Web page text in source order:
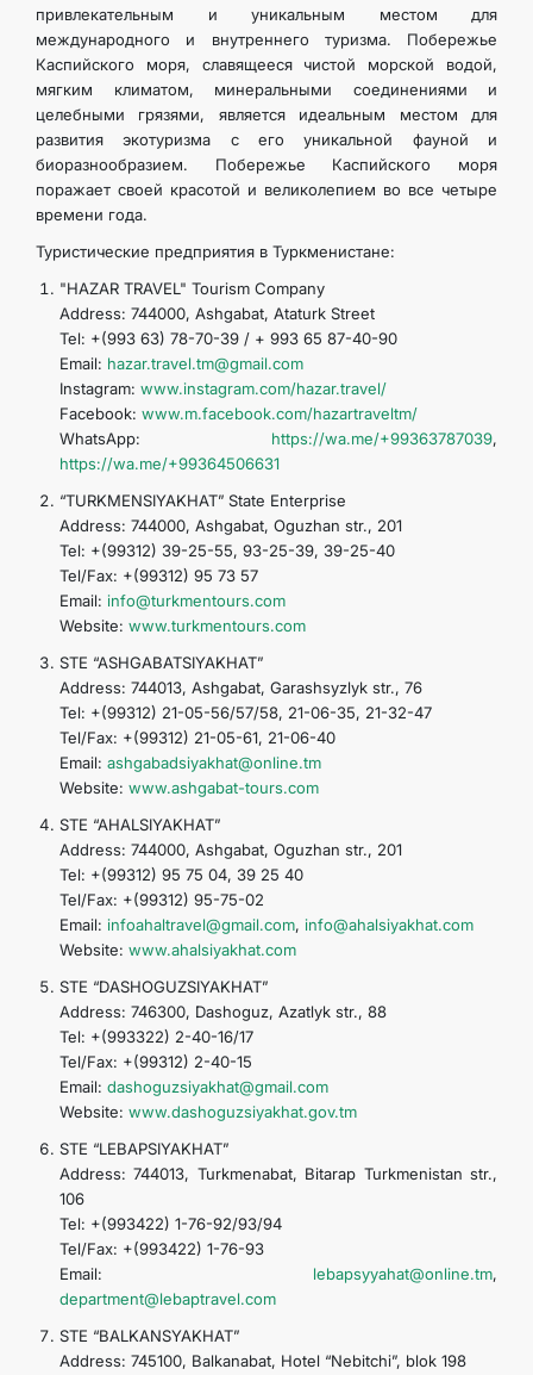
привлекательным и уникальным местом для
международного и внутреннего туризма. Побережье
Каспийского моря, славящееся чистой морской водой,
мягким климатом, минеральными соединениями и
целебными грязями, является идеальным местом для
развития экотуризма с его уникальной фауной и
биоразнообразием. Побережье Каспийского моря
поражает своей красотой и великолепием во все четыре
времени года.
Туристические предприятия в Туркменистане:
"HAZAR TRAVEL" Tourism Company
Address: 744000, Ashgabat, Ataturk Street
Tel: +(993 63) 78-70-39 / + 993 65 87-40-90
Email: hazar.travel.tm@gmail.com
Instagram: www.instagram.com/hazar.travel/
Facebook: www.m.facebook.com/hazartraveltm/
WhatsApp: https://wa.me/+99363787039,
https://wa.me/+99364506631
“TURKMENSIYAKHAT” State Enterprise
Address: 744000, Ashgabat, Oguzhan str., 201
Tel: +(99312) 39-25-55, 93-25-39, 39-25-40
Tel/Fax: +(99312) 95 73 57
Email: info@turkmentours.com
Website: www.turkmentours.com
STE “ASHGABATSIYAKHAT”
Address: 744013, Ashgabat, Garashsyzlyk str., 76
Tel: +(99312) 21-05-56/57/58, 21-06-35, 21-32-47
Tel/Fax: +(99312) 21-05-61, 21-06-40
Email: ashgabadsiyakhat@online.tm
Website: www.ashgabat-tours.com
STE “AHALSIYAKHAT”
Address: 744000, Ashgabat, Oguzhan str., 201
Tel: +(99312) 95 75 04, 39 25 40
Tel/Fax: +(99312) 95-75-02
Email: infoahaltravel@gmail.com, info@ahalsiyakhat.com
Website: www.ahalsiyakhat.com
STE “DASHOGUZSIYAKHAT”
Address: 746300, Dashoguz, Azatlyk str., 88
Tel: +(993322) 2-40-16/17
Tel/Fax: +(99312) 2-40-15
Email: dashoguzsiyakhat@gmail.com
Website: www.dashoguzsiyakhat.gov.tm
STE “LEBAPSIYAKHAT”
Address: 744013, Turkmenabat, Bitarap Turkmenistan str.,
106
Tel: +(993422) 1-76-92/93/94
Tel/Fax: +(993422) 1-76-93
Email: lebapsyyahat@online.tm,
department@lebaptravel.com
STE “BALKANSYAKHAT”
Address: 745100, Balkanabat, Hotel “Nebitchi”, blok 198